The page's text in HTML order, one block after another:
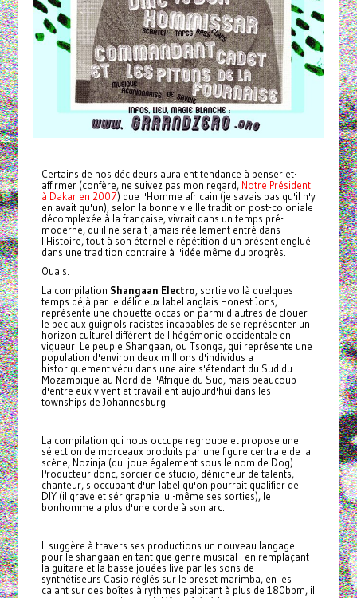
Certains de nos décideurs auraient tendance à penser et·
affirmer (confère, ne suivez pas mon regard, Notre Président
à Dakar en 2007) que l'Homme africain (je savais pas qu'il n'y
en avait qu'un), selon la bonne vieille tradition post-coloniale
décomplexée à la française, vivrait dans un temps pré-
moderne, qu'il ne serait jamais réellement entré dans
l'Histoire, tout à son éternelle répétition d'un présent englué
dans une tradition contraire à l'idée même du progrès.
Ouais.
La compilation Shangaan Electro, sortie voilà quelques
temps déjà par le délicieux label anglais Honest Jons,
représente une chouette occasion parmi d'autres de clouer
le bec aux guignols racistes incapables de se représenter un
horizon culturel différent de l'hégémonie occidentale en
vigueur. Le peuple Shangaan, ou Tsonga, qui représente une
population d'environ deux millions d'individus a
historiquement vécu dans une aire s'étendant du Sud du
Mozambique au Nord de l'Afrique du Sud, mais beaucoup
d'entre eux vivent et travaillent aujourd'hui dans les
townships de Johannesburg.
La compilation qui nous occupe regroupe et propose une
sélection de morceaux produits par une figure centrale de la
scène, Nozinja (qui joue également sous le nom de Dog).
Producteur donc, sorcier de studio, dénicheur de talents,
chanteur, s'occupant d'un label qu'on pourrait qualifier de
DIY (il grave et sérigraphie lui-même ses sorties), le
bonhomme a plus d'une corde à son arc.
Il suggère à travers ses productions un nouveau langage
pour le shangaan en tant que genre musical : en remplaçant
la guitare et la basse jouées live par les sons de
synthétiseurs Casio réglés sur le preset marimba, en les
calant sur des boîtes à rythmes palpitant à plus de 180bpm, il